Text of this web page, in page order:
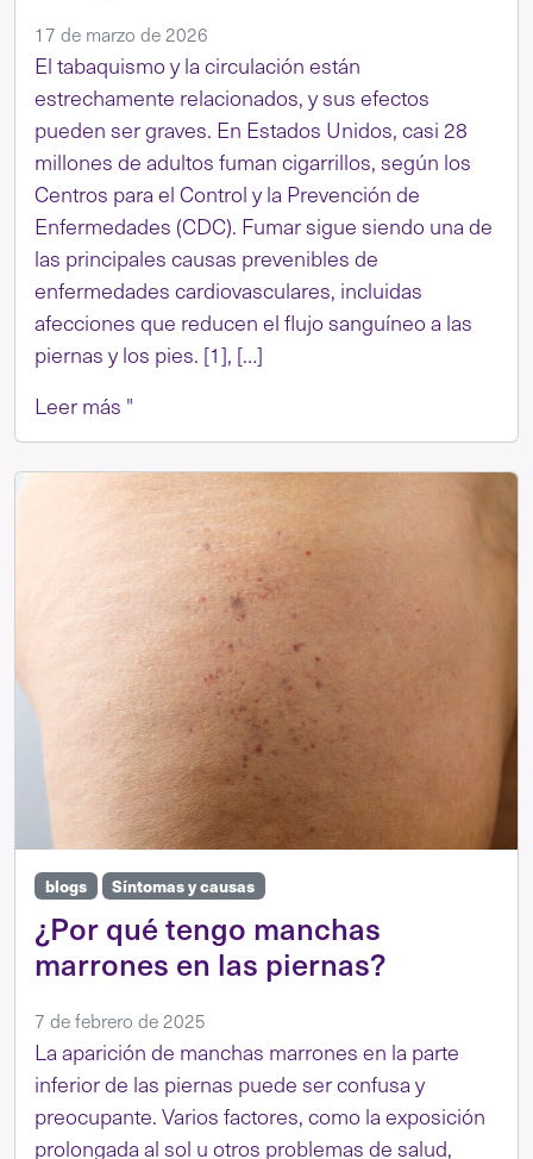
17 de marzo de 2026
El tabaquismo y la circulación están
estrechamente relacionados, y sus efectos
pueden ser graves. En Estados Unidos, casi 28
millones de adultos fuman cigarrillos, según los
Centros para el Control y la Prevención de
Enfermedades (CDC). Fumar sigue siendo una de
las principales causas prevenibles de
enfermedades cardiovasculares, incluidas
afecciones que reducen el flujo sanguíneo a las
piernas y los pies. [1], […]
Leer más "
blogs Síntomas y causas
¿Por qué tengo manchas
marrones en las piernas?
7 de febrero de 2025
La aparición de manchas marrones en la parte
inferior de las piernas puede ser confusa y
preocupante. Varios factores, como la exposición
prolongada al sol u otros problemas de salud,